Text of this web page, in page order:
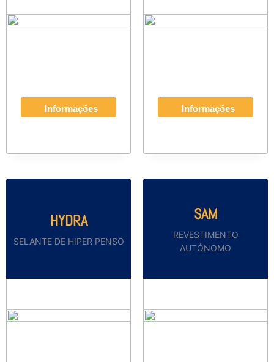
Informações Informações
HYDRA
SELANTE DE HIPER PENSO
SAM
REVESTIMENTO
AUTÓNOMO